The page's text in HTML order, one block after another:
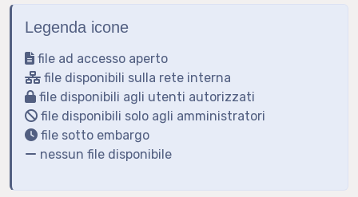
Legenda icone
file ad accesso aperto
file disponibili sulla rete interna
file disponibili agli utenti autorizzati
file disponibili solo agli amministratori
file sotto embargo
nessun file disponibile